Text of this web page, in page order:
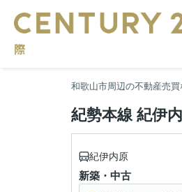
和歌山市周辺の不動産売
紀勢本線 紀伊
紀伊内原
新築・中古